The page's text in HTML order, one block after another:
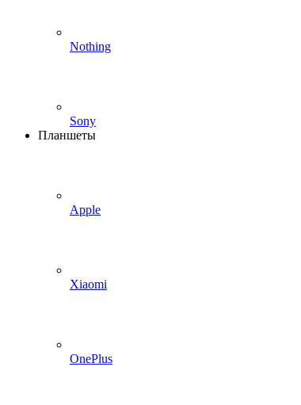
Nothing
Sony
Планшеты
Apple
Xiaomi
OnePlus